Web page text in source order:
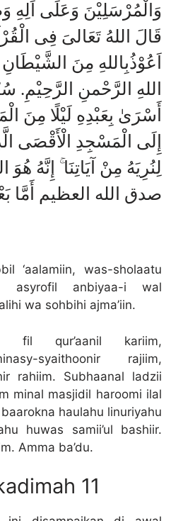
وَالْمُرْسَلِيْنَ وَعَلَى اَلِهِ
قَالَ اللهُ تَعَالىَ فِى
اَعُوْذُبِاللهِ مِنَ
اللهِ الرَّحْمنِ الرَّحِيْمِ.
أَسْرَىٰ بِعَبْدِهِ لَيْلًا مِنَ
إِلَى الْمَسْجِدِ الْأَقْصَى
لِنُرِيَهُ مِنْ آيَاتِنَا ۚ إِنَّهُ هُوَ
صدق الله العظيم أَمَّا
‘aalamiin, was-sholaatu
asyrofil anbiyaa-i wal
wa sohbihi ajma’iin.
fil qur’aanil kariim,
syaithoonir rajiim,
rahiim. Subhaanal ladzii
minal masjidil haroomi ilal
haulahu linuriyahu
huwas samii’ul bashiir.
Amma ba’du.
11